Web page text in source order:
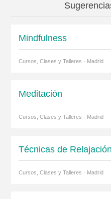
Mindfulness
Cursos, Clases y Talleres · Madrid
Meditación
Cursos, Clases y Talleres · Madrid
Técnicas de Relajación
Cursos, Clases y Talleres · Madrid